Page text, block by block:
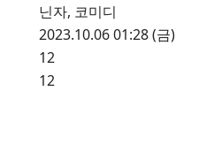
닌자, 코미디
2023.10.06 01:28 (금)
12
12